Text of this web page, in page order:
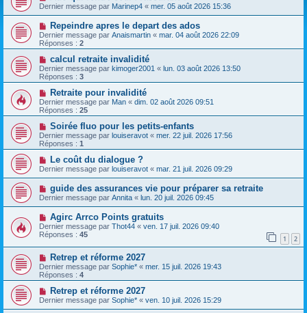
Dernier message par Marinep4 « mer. 05 août 2026 15:36
Repeindre apres le depart des ados
Dernier message par Anaismartin « mar. 04 août 2026 22:09
Réponses : 2
calcul retraite invalidité
Dernier message par kimoger2001 « lun. 03 août 2026 13:50
Réponses : 3
Retraite pour invalidité
Dernier message par Man « dim. 02 août 2026 09:51
Réponses : 25
Soirée fluo pour les petits-enfants
Dernier message par louiseravot « mer. 22 juil. 2026 17:56
Réponses : 1
Le coût du dialogue ?
Dernier message par louiseravot « mar. 21 juil. 2026 09:29
guide des assurances vie pour préparer sa retraite
Dernier message par Annita « lun. 20 juil. 2026 09:45
Agirc Arrco Points gratuits
Dernier message par Thot44 « ven. 17 juil. 2026 09:40
Réponses : 45 1 2
Retrep et réforme 2027
Dernier message par Sophie* « mer. 15 juil. 2026 19:43
Réponses : 4
Retrep et réforme 2027
Dernier message par Sophie* « ven. 10 juil. 2026 15:29